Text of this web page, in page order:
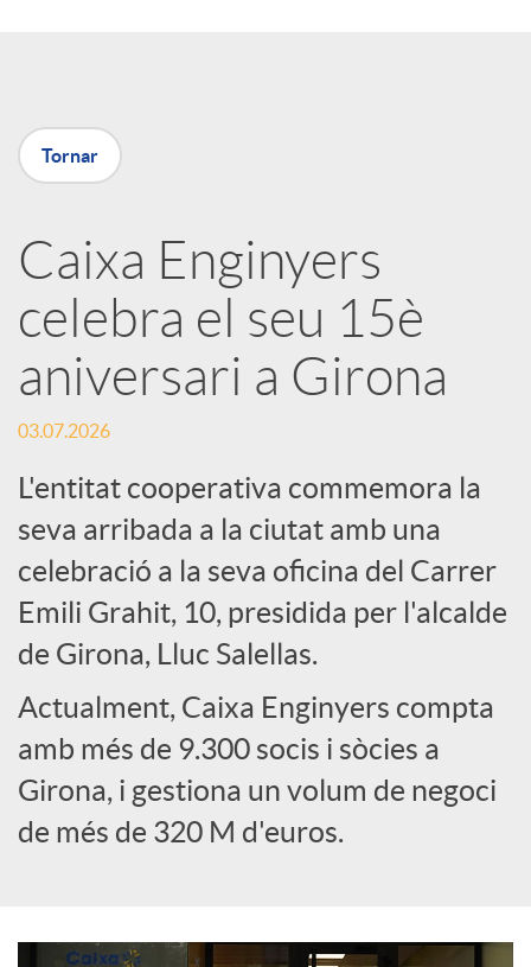
a
a
r
x
e
s
S
o
c
Tornar
Caixa Enginyers
celebra el seu 15è
aniversari a Girona
03.07.2026
L'entitat cooperativa commemora la
seva arribada a la ciutat amb una
celebració a la seva oficina del Carrer
Emili Grahit, 10, presidida per l'alcalde
de Girona, Lluc Salellas.
Actualment, Caixa Enginyers compta
amb més de 9.300 socis i sòcies a
Girona, i gestiona un volum de negoci
de més de 320 M d'euros.